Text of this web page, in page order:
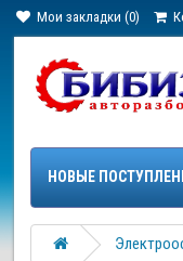
Мои закладки (0)
НОВЫЕ